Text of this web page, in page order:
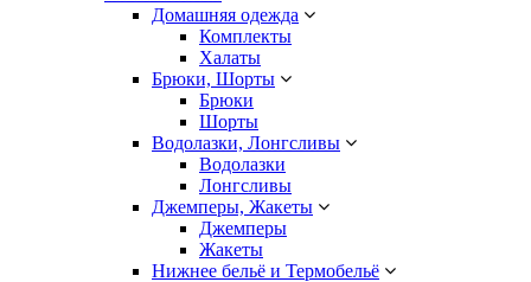
Домашняя одежда
Комплекты
Халаты
Брюки, Шорты
Брюки
Шорты
Водолазки, Лонгсливы
Водолазки
Лонгсливы
Джемперы, Жакеты
Джемперы
Жакеты
Нижнее бельё и Термобельё